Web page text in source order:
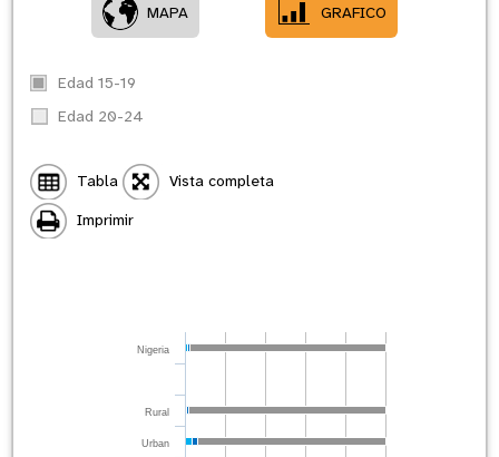
MAPA GRAFICO
Edad 15-19
Edad 20-24
Tabla
Vista completa
Imprimir
Nigeria
Rural
Urban